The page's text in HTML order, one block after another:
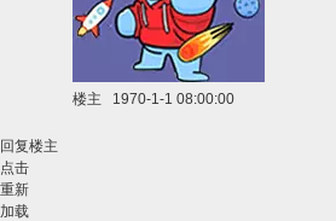
楼主 1970-1-1 08:00:00
回复楼主
点击
重新
加载